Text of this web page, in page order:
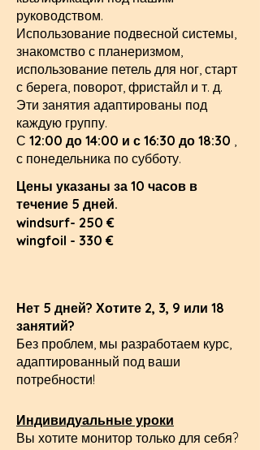
руководством.
Использование подвесной системы,
знакомство с планеризмом,
использование петель для ног, старт
с берега, поворот, фристайл и т. д.
Эти занятия адаптированы под
каждую группу.
С 12:00 до 14:00 и с 16:30 до 18:30 ,
с понедельника по субботу.
Цены указаны за 10 часов в
течение 5 дней.
windsurf- 250 €
wingfoil - 330 €
Нет 5 дней? Хотите 2, 3, 9 или 18
занятий?
Без проблем, мы разработаем курс,
адаптированный под ваши
потребности!
Индивидуальные уроки
Вы хотите монитор только для себя?